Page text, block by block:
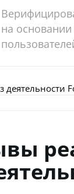
на основании